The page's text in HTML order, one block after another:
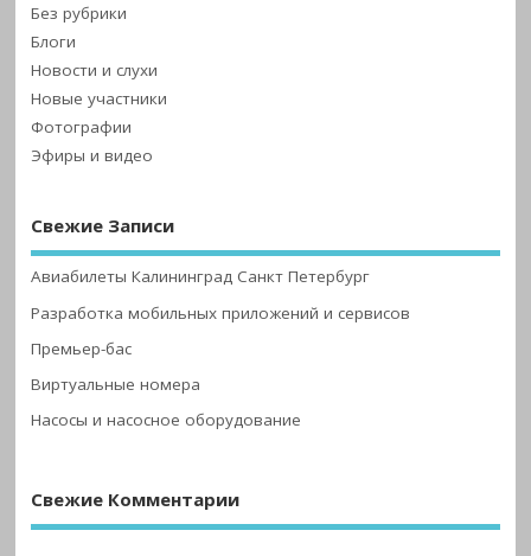
Без рубрики
Блоги
Новости и слухи
Новые участники
Фотографии
Эфиры и видео
Свежие Записи
Авиабилеты Калининград Санкт Петербург
Разработка мобильных приложений и сервисов
Премьер-бас
Виртуальные номера
Насосы и насосное оборудование
Свежие Комментарии